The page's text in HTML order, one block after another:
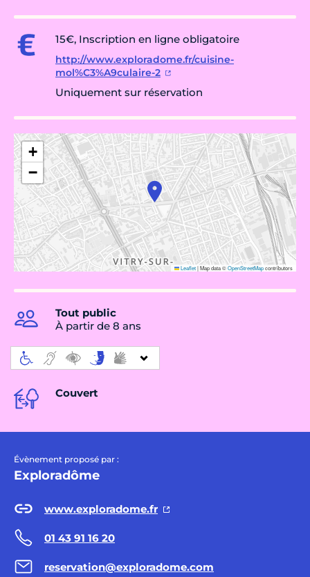
15€, Inscription en ligne obligatoire
http://www.exploradome.fr/cuisine-
mol%C3%A9culaire-2
Uniquement sur réservation
+
−
Leaflet|Map data ©OpenStreetMapcontributors
Tout public
À partir de 8 ans
Couvert
Évènement proposé par :
Exploradôme
www.exploradome.fr
01 43 91 16 20
reservation@exploradome.com